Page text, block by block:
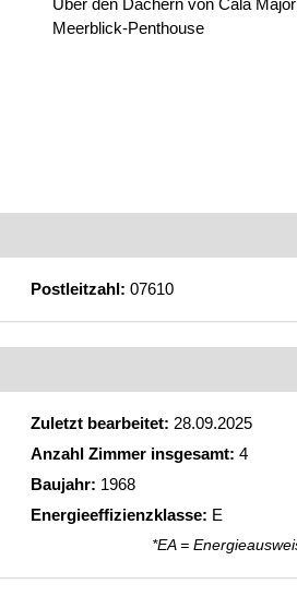
Über den Dächern von Cala
Meerblick-Penthouse
Postleitzahl: 07610
Zuletzt bearbeitet: 28.09.2025
Anzahl Zimmer insgesamt: 4
Baujahr: 1968
Energieeffizienzklasse: E
*EA =